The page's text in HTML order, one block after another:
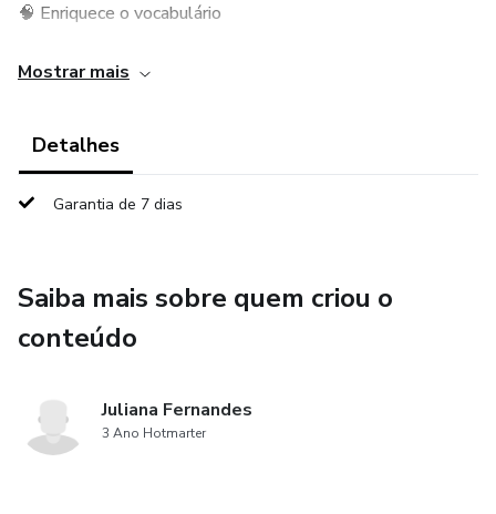
🧠 Enriquece o vocabulário
🎉 Torna o momento de leitura leve, lúdico e cheio de
💡 Ideal para atividades de alfabetização, jogos em sala,
cantinhos de leitura ou como reforço divertido em casa.
VALOR 7,00
Mostrar mais
Detalhes
Garantia de 7 dias
Saiba mais sobre quem criou o
conteúdo
Juliana Fernandes
3 Ano Hotmarter